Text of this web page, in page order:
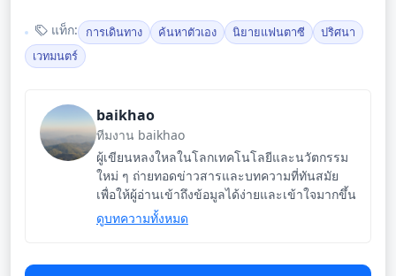
แท็ก: การเดินทาง ค้นหาตัวเอง นิยายแฟนตาซี
ปริศนา
เวทมนตร์
baikhao
ทีมงาน baikhao
ผู้เขียนหลงใหลในโลกเทคโนโลยีและนวัตกรรม
ใหม่ ๆ ถ่ายทอดข่าวสารและบทความที่ทันสมัย
เพื่อให้ผู้อ่านเข้าถึงข้อมูลได้ง่ายและเข้าใจมากขึ้น
ดูบทความทั้งหมด